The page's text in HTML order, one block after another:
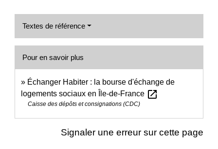
Textes de référence
Pour en savoir plus
Échanger Habiter : la bourse d'échange de
logements sociaux en Île-de-France open_in_new
Caisse des dépôts et consignations (CDC)
Signaler une erreur sur cette page